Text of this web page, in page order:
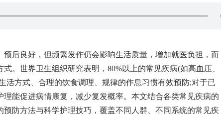
预后良好，但频繁发作仍会影响生活质量，增加就医负担，而
。世界卫生组织研究表明，80%以上的常见疾病(如高血压、
活方式、合理的饮食调理、规律的作息习惯有效预防;对于已
能促进病情康复，减少复发概率。本文结合各类常见疾病的
预防方法与科学护理技巧，覆盖不同人群、不同系统的常见疾